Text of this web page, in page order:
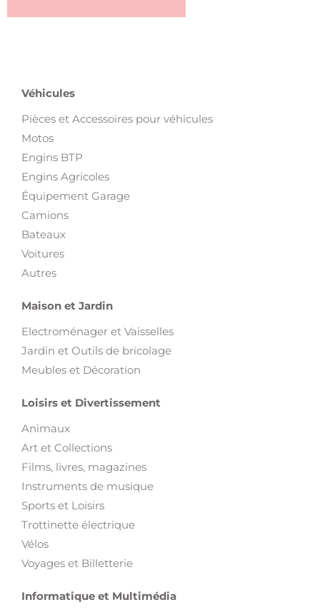
Véhicules
Pièces et Accessoires pour véhicules
Motos
Engins BTP
Engins Agricoles
Équipement Garage
Camions
Bateaux
Voitures
Autres
Maison et Jardin
Electroménager et Vaisselles
Jardin et Outils de bricolage
Meubles et Décoration
Loisirs et Divertissement
Animaux
Art et Collections
Films, livres, magazines
Instruments de musique
Sports et Loisirs
Trottinette électrique
Vélos
Voyages et Billetterie
Informatique et Multimédia